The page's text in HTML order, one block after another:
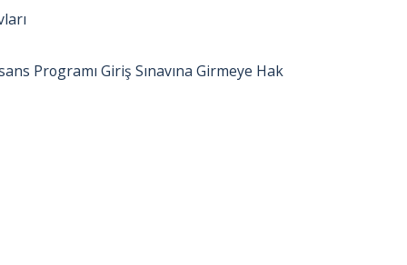
Programı Giriş Sınavına Girmeye Hak